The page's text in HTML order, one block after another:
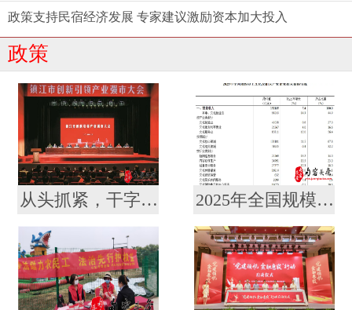
政策支持民宿经济发展 专家建议激励资本加大投入
政策
从头抓紧，干字当头！镇江召开创新引领产业强市大会暨要素市场化配置综合改革推进会 2025年全国规模以上文化及相关产业企业营业收入增长7.4%